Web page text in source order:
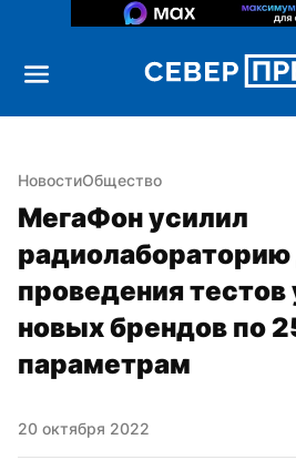
НовостиОбщество
МегаФон усилил
радиолабораторию
проведения тестов
новых брендов по
параметрам
20 октября 2022